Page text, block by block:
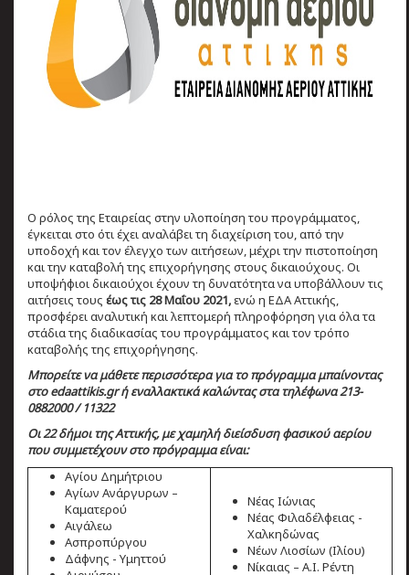
Ο ρόλος της Εταιρείας στην υλοποίηση του προγράμματος,
έγκειται στο ότι έχει αναλάβει τη διαχείριση του, από την
υποδοχή και τον έλεγχο των αιτήσεων, μέχρι την πιστοποίηση
και την καταβολή της επιχορήγησης στους δικαιούχους. Οι
υποψήφιοι δικαιούχοι έχουν τη δυνατότητα να υποβάλλουν τις
αιτήσεις τους έως τις 28 Μαΐου 2021,ενώ η ΕΔΑ Αττικής,
προσφέρει αναλυτική και λεπτομερή πληροφόρηση για όλα τα
στάδια της διαδικασίας του προγράμματος και τον τρόπο
καταβολής της επιχορήγησης.
Μπορείτε να μάθετε περισσότερα για το πρόγραμμα μπαίνοντας
στοedaattikis.grή εναλλακτικά καλώντας στα τηλέφωνα213-
0882000 / 11322
Οι 22 δήμοι της Αττικής, με χαμηλή διείσδυση φασικού αερίου
που συμμετέχουν στο πρόγραμμα είναι:
Αγίου Δημήτριου
Αγίων Ανάργυρων –
Καματερού
Αιγάλεω
Ασπροπύργου
Δάφνης - Υμηττού
Νέας Ιώνιας
Νέας Φιλαδέλφειας -
Χαλκηδώνας
Νέων Λιοσίων (Ιλίου)
Νίκαιας – Α.Ι. Ρέντη